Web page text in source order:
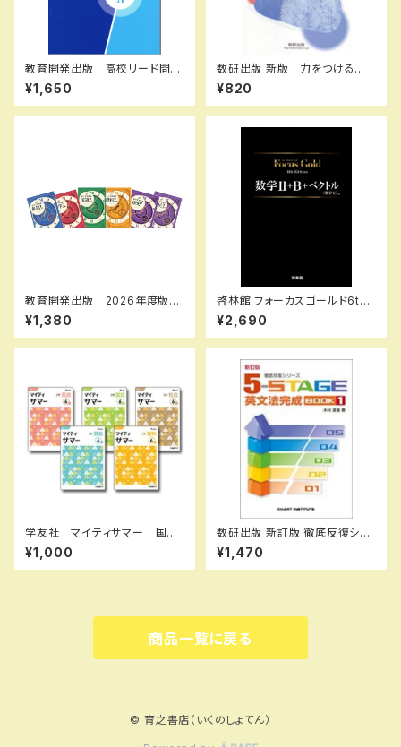
教育開発出版 高校リード問題
集 英文法 A ，英文法 B 202
6年度版 各科目（選択くださ
い） 新品完全セット ISBN
¥1,650
数研出版 新版 力をつける漢
文 実践編 新品 問題集本
体のみ 別冊解答なし ISBN：
4410334328 ISBN-10：44
¥820
教育開発出版 2026年度版
新中学問題集 地理・歴史 標
準編 各学年（選択ください）
新品完全セット
¥1,380
啓林館 フォーカスゴールド6th
Edition 数学Ⅱ+B+C（ベクト
ル） 新品 問題集本体と別冊
解答つき ISBN：978440226
¥2,690
学友社 マイティサマー 国
語 小4 2025年度版 新品
完全セット ISBN： ISBN-1
0： SKU：004000687
¥1,000
数研出版 新訂版 徹底反復シリ
ーズ 《5-STAGE》 英文法完成
BOOK 1 新品 問題集本体の
み 別冊解答なし ISBN：978
05
¥1,470
商品一覧に戻る
© 育之書店（いくのしょてん）